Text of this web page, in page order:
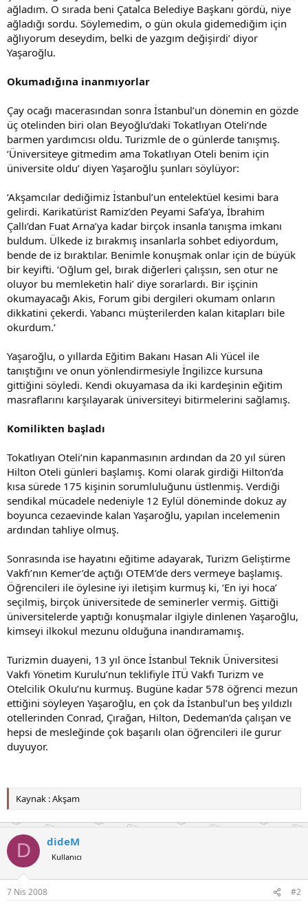
ağladım. O sırada beni Çatalca Belediye Başkanı gördü, niye
ağladığı sordu. Söylemedim, o gün okula gidemediğim için
ağlıyorum deseydim, belki de yazgım değişirdi’ diyor
Yaşaroğlu.
Okumadığına inanmıyorlar
Çay ocağı macerasından sonra İstanbul’un dönemin en gözde
üç otelinden biri olan Beyoğlu’daki Tokatlıyan Oteli’nde
barmen yardımcısı oldu. Turizmle de o günlerde tanışmış.
‘Üniversiteye gitmedim ama Tokatlıyan Oteli benim için
üniversite oldu’ diyen Yaşaroğlu şunları söylüyor:
‘Akşamcılar dediğimiz İstanbul’un entelektüel kesimi bara
gelirdi. Karikatürist Ramiz’den Peyami Safa’ya, İbrahim
Çallı’dan Fuat Arna’ya kadar birçok insanla tanışma imkanı
buldum. Ülkede iz bırakmış insanlarla sohbet ediyordum,
bende de iz bıraktılar. Benimle konuşmak onlar için de büyük
bir keyifti. ‘Oğlum gel, bırak diğerleri çalışsın, sen otur ne
oluyor bu memleketin hali’ diye sorarlardı. Bir işçinin
okumayacağı Akis, Forum gibi dergileri okumam onların
dikkatini çekerdi. Yabancı müşterilerden kalan kitapları bile
okurdum.’
Yaşaroğlu, o yıllarda Eğitim Bakanı Hasan Ali Yücel ile
tanıştığını ve onun yönlendirmesiyle İngilizce kursuna
gittiğini söyledi. Kendi okuyamasa da iki kardeşinin eğitim
masraflarını karşılayarak üniversiteyi bitirmelerini sağlamış.
Komilikten başladı
Tokatlıyan Oteli’nin kapanmasının ardından da 20 yıl süren
Hilton Oteli günleri başlamış. Komi olarak girdiği Hilton’da
kısa sürede 175 kişinin sorumluluğunu üstlenmiş. Verdiği
sendikal mücadele nedeniyle 12 Eylül döneminde dokuz ay
boyunca cezaevinde kalan Yaşaroğlu, yapılan incelemenin
ardından tahliye olmuş.
Sonrasında ise hayatını eğitime adayarak, Turizm Geliştirme
Vakfı’nın Kemer’de açtığı OTEM’de ders vermeye başlamış.
Öğrencileri ile öylesine iyi iletişim kurmuş ki, ‘En iyi hoca’
seçilmiş, birçok üniversitede de seminerler vermiş. Gittiği
üniversitelerde yaptığı konuşmalar ilgiyle dinlenen Yaşaroğlu,
kimseyi ilkokul mezunu olduğuna inandıramamış.
Turizmin duayeni, 13 yıl önce İstanbul Teknik Üniversitesi
Vakfı Yönetim Kurulu’nun teklifiyle İTÜ Vakfı Turizm ve
Otelcilik Okulu’nu kurmuş. Bugüne kadar 578 öğrenci mezun
ettiğini söyleyen Yaşaroğlu, en çok da İstanbul’un beş yıldızlı
otellerinden Conrad, Çırağan, Hilton, Dedeman’da çalışan ve
hepsi de mesleğinde çok başarılı olan öğrencileri ile gurur
duyuyor.
Kaynak : Akşam
D dideM
Kullanıcı
7 Nis 2008 #2